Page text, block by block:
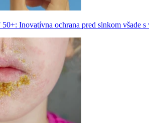
Inovatívna ochrana pred slnkom všade s